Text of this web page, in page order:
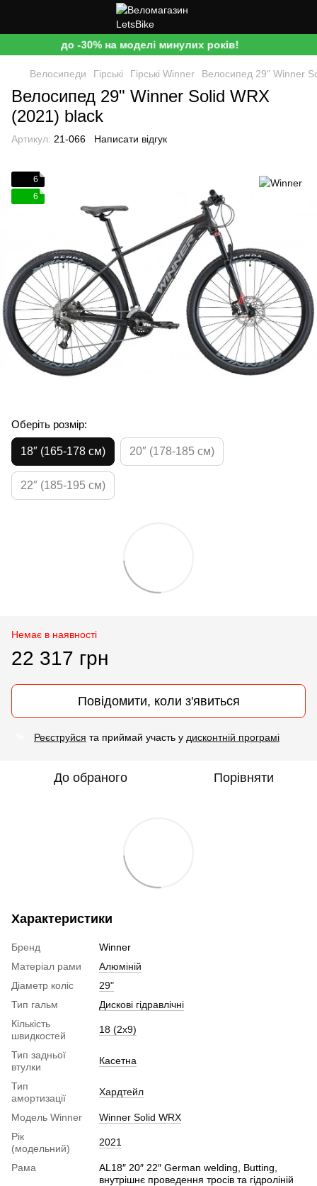
до -30% на моделі минулих років!
Велосипеди Гірські Гірські Winner Велосипед 29" Winner
Велосипед 29" Winner Solid WRX
(2021) black
Артикул: 21-066 Написати відгук
6
6
Оберіть розмір:
18″ (165-178 см) 20″ (178-185 см)
22″ (185-195 см)
Немає в наявності
22 317 грн
Повідомити, коли з'явиться
Реєструйся та приймай участь у дисконтній програмі
До обраного Порівняти
Характеристики
Бренд
Winner
Матеріал рами
Алюміній
Діаметр коліс
29"
Тип гальм
Дискові гідравлічні
Кількість
швидкостей
18 (2x9)
Тип задньої
втулки
Касетна
Тип
амортизації
Хардтейл
Модель Winner
Winner Solid WRX
Рік
(модельний)
2021
Рама
AL18″ 20″ 22″ German welding, Butting,
внутрішнє проведення тросів та гідроліній